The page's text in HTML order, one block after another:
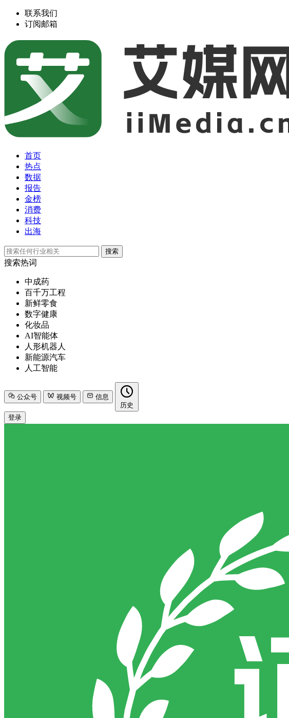
联系我们
订阅邮箱
首页
热点
数据
报告
金榜
消费
科技
出海
搜索
搜索热词
中成药
百千万工程
新鲜零食
数字健康
化妆品
AI智能体
人形机器人
新能源汽车
人工智能
公众号 视频号
信息
历史
登录